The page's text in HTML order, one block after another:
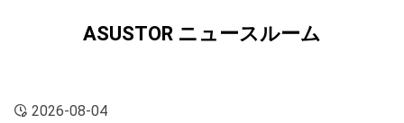
ASUSTOR ニュースルーム
2026-08-04